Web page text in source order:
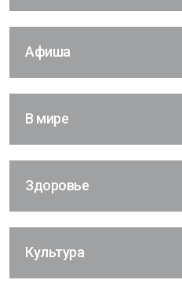
Афиша
В мире
Здоровье
Культура